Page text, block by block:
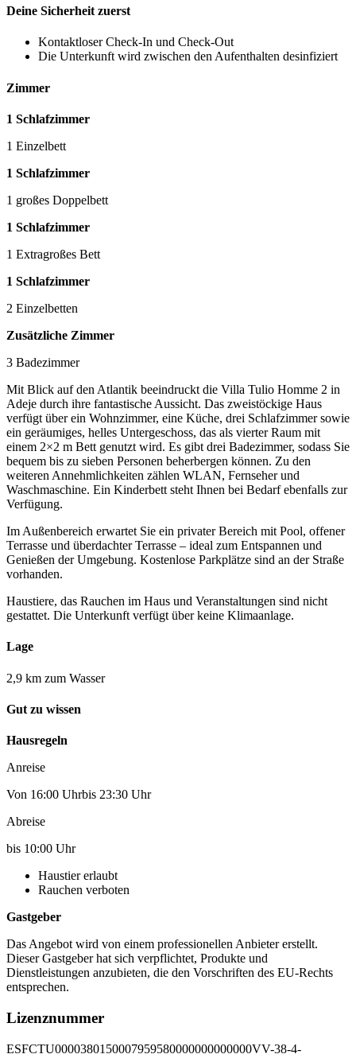
Deine Sicherheit zuerst
Kontaktloser Check-In und Check-Out
Die Unterkunft wird zwischen den Aufenthalten desinfiziert
Zimmer
1 Schlafzimmer
1 Einzelbett
1 Schlafzimmer
1 großes Doppelbett
1 Schlafzimmer
1 Extragroßes Bett
1 Schlafzimmer
2 Einzelbetten
Zusätzliche Zimmer
3 Badezimmer
Mit Blick auf den Atlantik beeindruckt die Villa Tulio Homme 2 in
Adeje durch ihre fantastische Aussicht. Das zweistöckige Haus
verfügt über ein Wohnzimmer, eine Küche, drei Schlafzimmer sowie
ein geräumiges, helles Untergeschoss, das als vierter Raum mit
einem 2×2 m Bett genutzt wird. Es gibt drei Badezimmer, sodass Sie
bequem bis zu sieben Personen beherbergen können. Zu den
weiteren Annehmlichkeiten zählen WLAN, Fernseher und
Waschmaschine. Ein Kinderbett steht Ihnen bei Bedarf ebenfalls zur
Verfügung.
Im Außenbereich erwartet Sie ein privater Bereich mit Pool, offener
Terrasse und überdachter Terrasse – ideal zum Entspannen und
Genießen der Umgebung. Kostenlose Parkplätze sind an der Straße
vorhanden.
Haustiere, das Rauchen im Haus und Veranstaltungen sind nicht
gestattet. Die Unterkunft verfügt über keine Klimaanlage.
Lage
2,9 km zum Wasser
Gut zu wissen
Hausregeln
Anreise
Von 16:00 Uhrbis 23:30 Uhr
Abreise
bis 10:00 Uhr
Haustier erlaubt
Rauchen verboten
Gastgeber
Das Angebot wird von einem professionellen Anbieter erstellt.
Dieser Gastgeber hat sich verpflichtet, Produkte und
Dienstleistungen anzubieten, die den Vorschriften des EU-Rechts
entsprechen.
Lizenznummer
ESFCTU0000380150007959580000000000000VV-38-4-